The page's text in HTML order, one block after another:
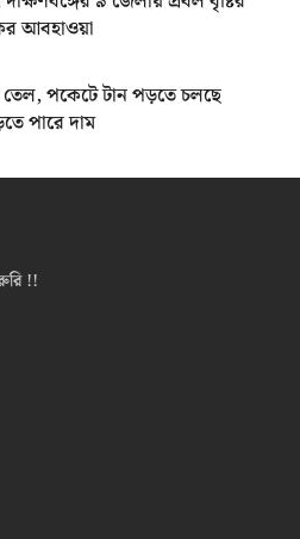
আবহাওয়া
পকেটে টান পড়তে চলছে
পারে দাম
!!